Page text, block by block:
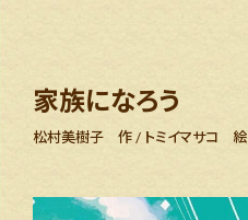
家族になろう
松村美樹子 作 / トミイマサコ 絵